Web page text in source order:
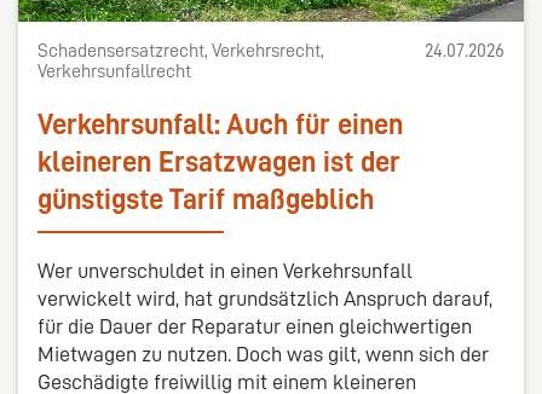
Schadensersatzrecht, Verkehrsrecht,
Verkehrsunfallrecht
24.07.2026
Verkehrsunfall: Auch für einen
kleineren Ersatzwagen ist der
günstigste Tarif maßgeblich
Wer unverschuldet in einen Verkehrsunfall
verwickelt wird, hat grundsätzlich Anspruch darauf,
für die Dauer der Reparatur einen gleichwertigen
Mietwagen zu nutzen. Doch was gilt, wenn sich der
Geschädigte freiwillig mit einem kleineren